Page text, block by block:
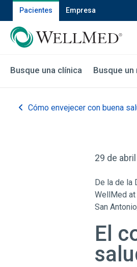
Pacientes Empresa
Busque una clínica Busque
Cómo envejecer con buena
29 de
De la de la
WellMed at
San
El